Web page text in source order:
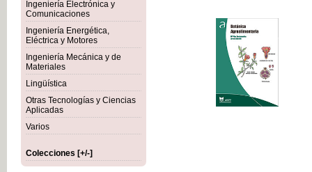
Ingeniería Electrónica y
Comunicaciones
Ingeniería Energética,
Eléctrica y Motores
Ingeniería Mecánica y de
Materiales
Lingüística
Otras Tecnologías y Ciencias
Aplicadas
Varios
Colecciones [+/-]